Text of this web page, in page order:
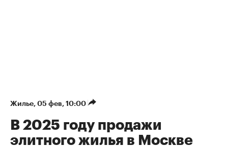
Жилье⁠, 05 фев, 10:00
В 2025 году продажи
элитного жилья в Москве